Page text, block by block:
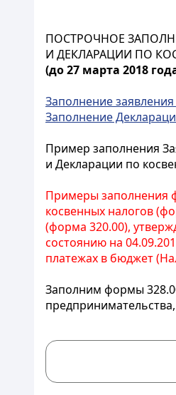
ПОСТРОЧНОЕ
И ДЕКЛАРАЦИИ ПО
(до 27 марта 2018
Заполнение
Заполнение
Пример заполнения
и Декларации по
Примеры заполнения
косвенных налогов
(форма 320.00),
состоянию на
платежах в бюджет
Заполним формы